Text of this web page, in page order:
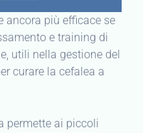
ancora più efficace se
e training di
utili nella gestione del
curare la cefalea a
permette ai piccoli